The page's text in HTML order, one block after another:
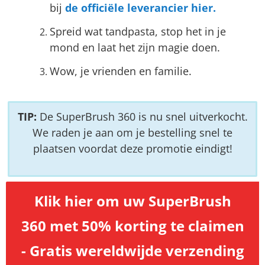
bij de officiële leverancier hier.
Spreid wat tandpasta, stop het in je
mond en laat het zijn magie doen.
Wow, je vrienden en familie.
TIP: De SuperBrush 360 is nu snel uitverkocht.
We raden je aan om je bestelling snel te
plaatsen voordat deze promotie eindigt!
Klik hier om uw SuperBrush
360 met 50% korting te claimen
- Gratis wereldwijde verzending